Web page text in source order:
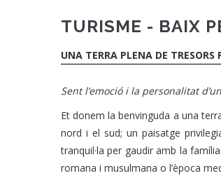
TURISME - BAIX
UNA TERRA PLENA DE TRESORS
Sent l’emoció i la personalitat
Et donem la benvinguda a una
nord i el sud; un paisatge
tranquil·la per gaudir amb la
romana i musulmana o l’època